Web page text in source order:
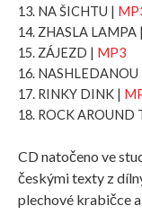
13. NA ŠICHTU |
14. ZHASLA LAMPA |
15. ZÁJEZD | MP3
16. NASHLEDANOU
17. RINKY DINK |
18. ROCK AROUND
CD natočeno ve
českými texty z
plechové krabičce